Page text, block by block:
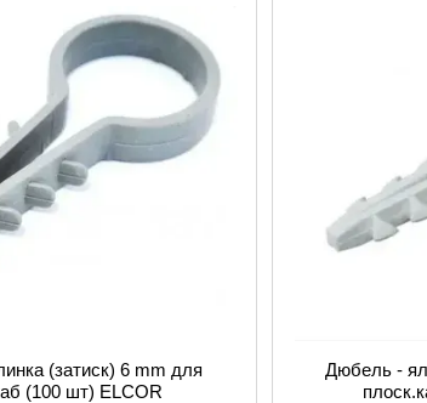
(затиск) 6 mm для
(100 шт) ELCOR
Дюбель -